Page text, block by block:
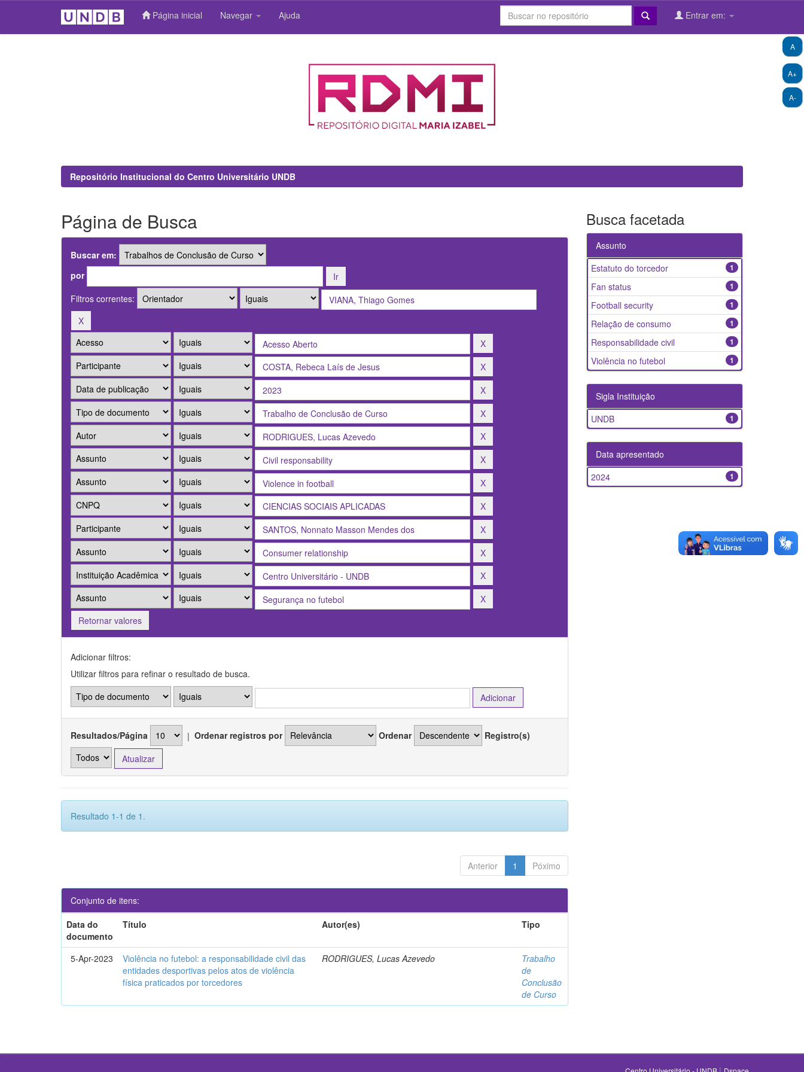
Página inicial Navegar Ajuda Entrar em:
A+
A-
A
Repositório Institucional do Centro Universitário UNDB
Página de Busca
Buscar em:
por
Filtros correntes:
Retornar valores
Adicionar filtros:
Utilizar filtros para refinar o resultado de busca.
Resultados/Página | Ordenar registros por Ordenar Registro(s)
Resultado 1-1 de 1.
Anterior 1 Póximo
Conjunto de itens:
Data do
documento
Título Autor(es) Tipo
5-Apr-2023
Violência no futebol: a responsabilidade civil das
entidades desportivas pelos atos de violência
física praticados por torcedores
RODRIGUES, Lucas Azevedo
Trabalho
de
Conclusão
de Curso
Busca facetada
Assunto
1
Estatuto do torcedor
1
Fan status
1
Football security
1
Relação de consumo
1
Responsabilidade civil
1
Violência no futebol
Sigla Instituição
1
UNDB
Data apresentado
1
2024